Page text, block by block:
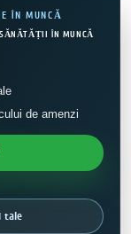
ÎN MUNCĂ
SĂNĂTĂȚII ÎN MUNCĂ
de amenzi
tale